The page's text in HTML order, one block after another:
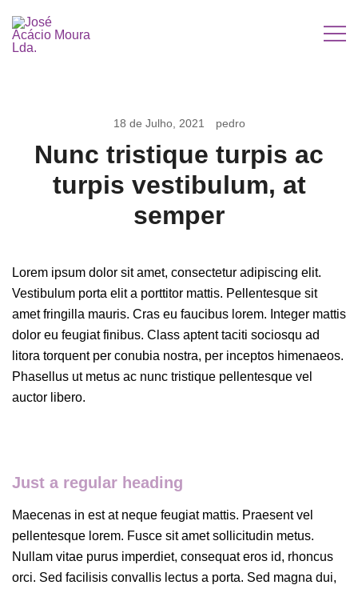
para
18 de Julho, 2021 pedro
Nunc tristique turpis ac
turpis vestibulum, at
semper
Lorem ipsum dolor sit amet, consectetur adipiscing elit.
Vestibulum porta elit a porttitor mattis. Pellentesque sit
amet fringilla mauris. Cras eu faucibus lorem. Integer mattis
dolor eu feugiat finibus. Class aptent taciti sociosqu ad
litora torquent per conubia nostra, per inceptos himenaeos.
Phasellus ut metus ac nunc tristique pellentesque vel
auctor libero.
Just a regular heading
Maecenas in est at neque feugiat mattis. Praesent vel
pellentesque lorem. Fusce sit amet sollicitudin metus.
Nullam vitae purus imperdiet, consequat eros id, rhoncus
orci. Sed facilisis convallis lectus a porta. Sed magna dui,